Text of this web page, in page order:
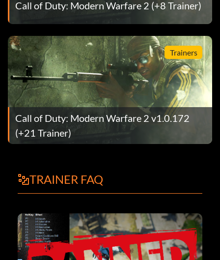
Call of Duty: Modern Warfare 2 (+8 Trainer)
Trainers
Call of Duty: Modern Warfare 2 v1.0.172
(+21 Trainer)
TRAINER FAQ